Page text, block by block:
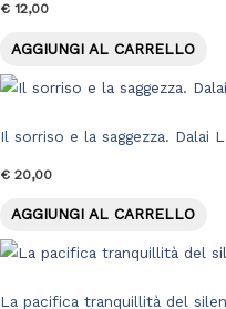
€ 12,00
AGGIUNGI AL CARRELLO
Il sorriso e la saggezza. Dalai
€ 20,00
AGGIUNGI AL CARRELLO
La pacifica tranquillità del